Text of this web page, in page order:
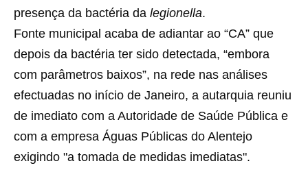
presença da bactéria da legionella.
Fonte municipal acaba de adiantar ao “CA” que
depois da bactéria ter sido detectada, “embora
com parâmetros baixos”, na rede nas análises
efectuadas no início de Janeiro, a autarquia reuniu
de imediato com a Autoridade de Saúde Pública e
com a empresa Águas Públicas do Alentejo
exigindo "a tomada de medidas imediatas".